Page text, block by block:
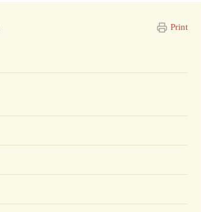
Print